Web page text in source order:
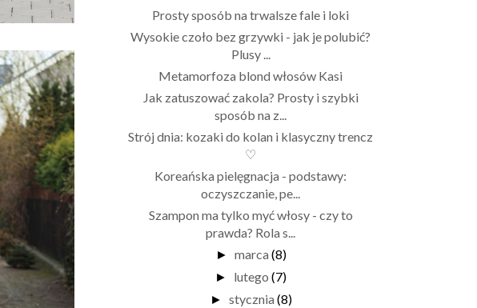
Prosty sposób na trwalsze fale i loki
Wysokie czoło bez grzywki - jak je polubić?
Plusy ...
Metamorfoza blond włosów Kasi
Jak zatuszować zakola? Prosty i szybki
sposób na z...
Strój dnia: kozaki do kolan i klasyczny trencz
♡
Koreańska pielęgnacja - podstawy:
oczyszczanie, pe...
Szampon ma tylko myć włosy - czy to
prawda? Rola s...
► marca (8)
► lutego (7)
► stycznia (8)